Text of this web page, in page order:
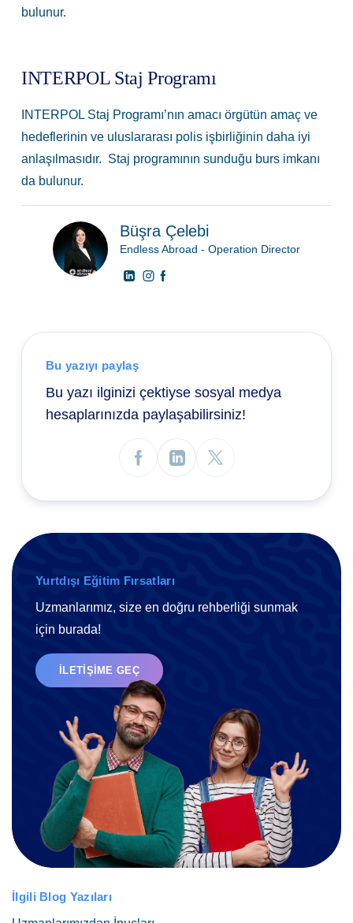
bulunur.
INTERPOL Staj Programı
INTERPOL Staj Programı’nın amacı örgütün amaç ve
hedeflerinin ve uluslararası polis işbirliğinin daha iyi
anlaşılmasıdır. Staj programının sunduğu burs imkanı
da bulunur.
Büşra Çelebi
Endless Abroad - Operation Director
Bu yazıyı paylaş
Bu yazı ilginizi çektiyse sosyal medya
hesaplarınızda paylaşabilirsiniz!
Yurtdışı Eğitim Fırsatları
Uzmanlarımız, size en doğru rehberliği sunmak
için burada!
İLETIŞIME GEÇ
İlgili Blog Yazıları